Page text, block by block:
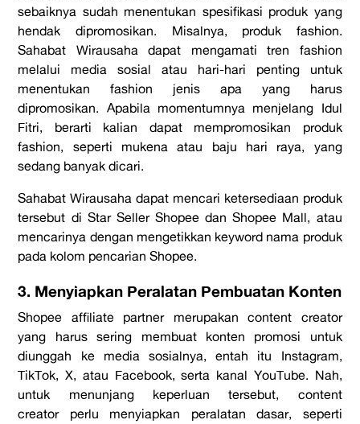
sebaiknya sudah menentukan spesifikasi produk yang
hendak dipromosikan. Misalnya, produk fashion.
Sahabat Wirausaha dapat mengamati tren fashion
melalui media sosial atau hari-hari penting untuk
menentukan fashion jenis apa yang harus
dipromosikan. Apabila momentumnya menjelang Idul
Fitri, berarti kalian dapat mempromosikan produk
fashion, seperti mukena atau baju hari raya, yang
sedang banyak dicari.
Sahabat Wirausaha dapat mencari ketersediaan produk
tersebut di Star Seller Shopee danShopee Mall, atau
mencarinya dengan mengetikkan keyword nama produk
pada kolom pencarianShopee.
3. Menyiapkan Peralatan Pembuatan Konten
Shopee affiliate partnermerupakancontent creator
yang harus sering membuat konten promosi untuk
diunggah ke media sosialnya, entah itu Instagram,
TikTok,X, atau Facebook, serta kanal YouTube. Nah,
untuk menunjang keperluan tersebut, content
creatorperlu menyiapkan peralatan dasar, seperti